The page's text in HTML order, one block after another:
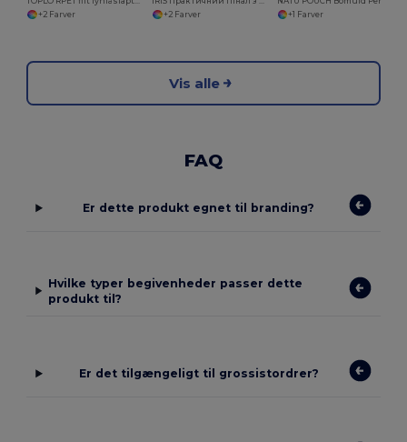
+2 Farver
+2 Farver
+1 Farver
Vis alle
FAQ
Er dette produkt egnet til branding?
Hvilke typer begivenheder passer dette
produkt til?
Er det tilgængeligt til grossistordrer?